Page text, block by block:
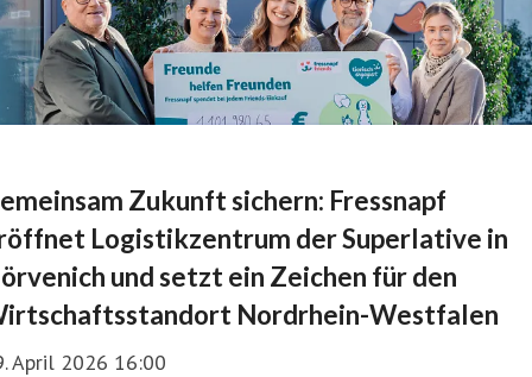
Zukunft sichern: Fressnapf
Logistikzentrum der Superlative in
und setzt ein Zeichen für den
Nordrhein-Westfalen
April 2026 16:00